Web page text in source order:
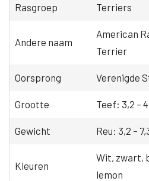
Rasgroep Terriers
Andere naam
American
Terrier
Oorsprong Verenigde
Grootte Teef: 3,2 –
Gewicht Reu: 3,2 –
Kleuren
Wit, zwart,
lemon